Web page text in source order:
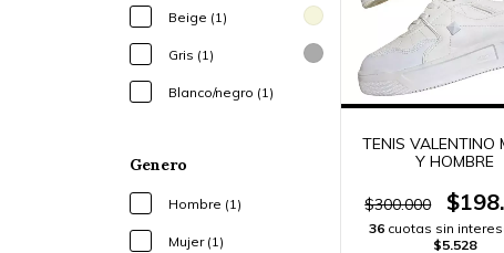
Beige (1)
Gris (1)
Blanco/negro (1)
Genero
Hombre (1)
Mujer (1)
TENIS VALENTINO
Y HOMBRE
$300.000
36 cuotas sin
$5.528